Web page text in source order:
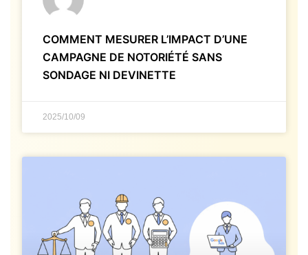
COMMENT MESURER L’IMPACT D’UNE
CAMPAGNE DE NOTORIÉTÉ SANS
SONDAGE NI DEVINETTE
2025/10/09